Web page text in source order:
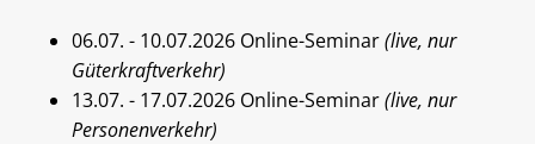
06.07. - 10.07.2026 Online-Seminar(live, nur
Güterkraftverkehr)
13.07. - 17.07.2026 Online-Seminar(live, nur
Personenverkehr)